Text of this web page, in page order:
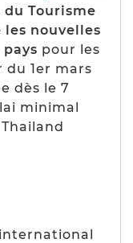
du Tourisme
les nouvelles
pour les
du 1er mars
dès le 7
minimal